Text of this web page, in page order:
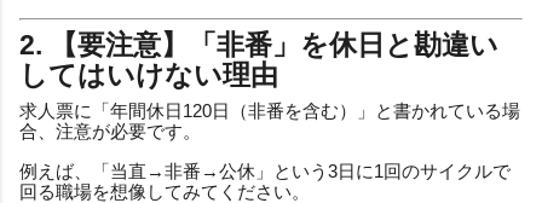
2. 【要注意】「非番」を休日と勘違い
してはいけない理由
求人票に「年間休日120日（非番を含む）」と書かれている場
合、注意が必要です。
例えば、「当直→非番→公休」という3日に1回のサイクルで
回る職場を想像してみてください。